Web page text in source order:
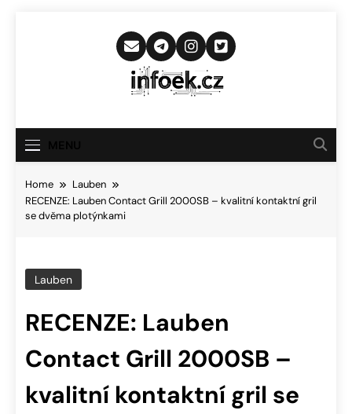
Infoek.cz
Novinkám
Home
Lauben
RECENZE: Lauben Contact Grill 2000SB – kvalitní kontaktní gril
se dvěma plotýnkami
Lauben
RECENZE: Lauben
Contact Grill 2000SB –
kvalitní kontaktní gril se